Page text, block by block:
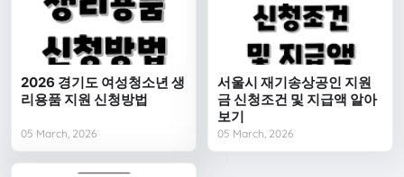
2026 경기도 여성청소년 생
리용품 지원 신청방법
05 March, 2026
서울시 재기송상공인 지원
금 신청조건 및 지급액 알아
보기
05 March, 2026